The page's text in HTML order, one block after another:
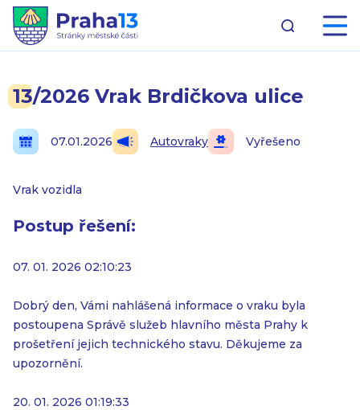
13/2026 Vrak Brdičkova ulice
07.01.2026 Autovraky Vyřešeno
Vrak vozidla
Postup řešení:
07. 01. 2026 02:10:23
Dobrý den, Vámi nahlášená informace o vraku byla
postoupena Správě služeb hlavního města Prahy k
prošetření jejich technického stavu. Děkujeme za
upozornění.
20. 01. 2026 01:19:33